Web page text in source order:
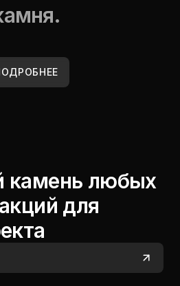
камень любых
для